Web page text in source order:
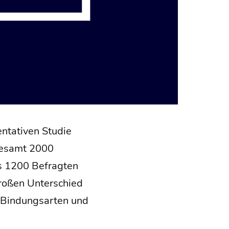
Stu­die
2000
1200 Befrag­ten
Unter­schied
und